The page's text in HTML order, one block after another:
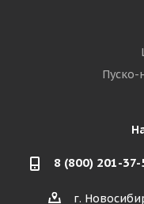
Пуско-
8 (800) 201-37-
г.